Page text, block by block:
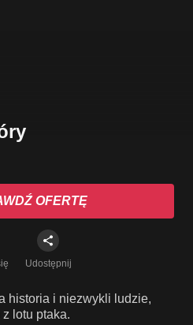
OFERTĘ
Udostępnij
historia i niezwykli ludzie,
lotu ptaka.